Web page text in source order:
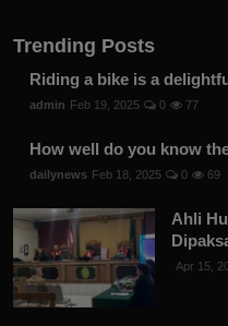
Trending Posts
Riding a bike is a
admin Feb 19, 2025 0 77
How well do you know
dailynews Feb 18, 2025 0 69
Ahli
Apr 15,